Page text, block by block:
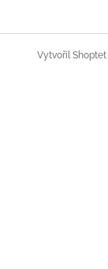
Vytvořil Shoptet